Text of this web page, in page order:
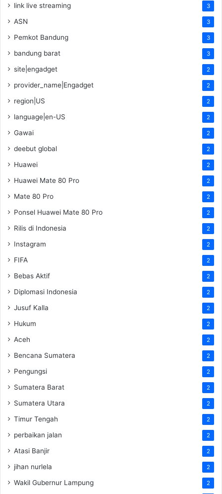
link live streaming 3
ASN 3
Pemkot Bandung 3
bandung barat 3
site|engadget 2
provider_name|Engadget 2
region|US 2
language|en-US 2
Gawai 2
deebut global 2
Huawei 2
Huawei Mate 80 Pro 2
Mate 80 Pro 2
Ponsel Huawei Mate 80 Pro 2
Rilis di Indonesia 2
Instagram 2
FIFA 2
Bebas Aktif 2
Diplomasi Indonesia 2
Jusuf Kalla 2
Hukum 2
Aceh 2
Bencana Sumatera 2
Pengungsi 2
Sumatera Barat 2
Sumatera Utara 2
Timur Tengah 2
perbaikan jalan 2
Atasi Banjir 2
jihan nurlela 2
Wakil Gubernur Lampung 2